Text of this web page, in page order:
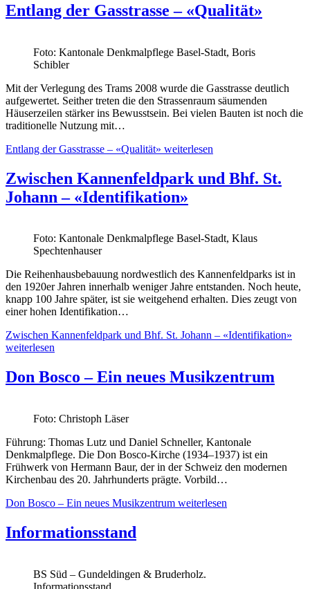
Entlang der Gasstrasse – «Qualität»
Foto: Kantonale Denkmalpflege Basel-Stadt, Boris
Schibler
Mit der Verlegung des Trams 2008 wurde die Gasstrasse deutlich
aufgewertet. Seither treten die den Strassenraum säumenden
Häuserzeilen stärker ins Bewusstsein. Bei vielen Bauten ist noch die
traditionelle Nutzung mit…
Entlang der Gasstrasse – «Qualität» weiterlesen
Zwischen Kannenfeldpark und Bhf. St.
Johann – «Identifikation»
Foto: Kantonale Denkmalpflege Basel-Stadt, Klaus
Spechtenhauser
Die Reihenhausbebauung nordwestlich des Kannenfeldparks ist in
den 1920er Jahren innerhalb weniger Jahre entstanden. Noch heute,
knapp 100 Jahre später, ist sie weitgehend erhalten. Dies zeugt von
einer hohen Identifikation…
Zwischen Kannenfeldpark und Bhf. St. Johann – «Identifikation»
weiterlesen
Don Bosco – Ein neues Musikzentrum
Foto: Christoph Läser
Führung: Thomas Lutz und Daniel Schneller, Kantonale
Denkmalpflege. Die Don Bosco-Kirche (1934–1937) ist ein
Frühwerk von Hermann Baur, der in der Schweiz den modernen
Kirchenbau des 20. Jahrhunderts prägte. Vorbild…
Don Bosco – Ein neues Musikzentrum weiterlesen
Informationsstand
BS Süd – Gundeldingen & Bruderholz.
Informationsstand